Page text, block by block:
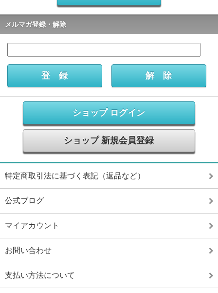
メルマガ登録・解除
ショップ ログイン
ショップ 新規会員登録
特定商取引法に基づく表記（返品など）
公式ブログ
マイアカウント
お問い合わせ
支払い方法について